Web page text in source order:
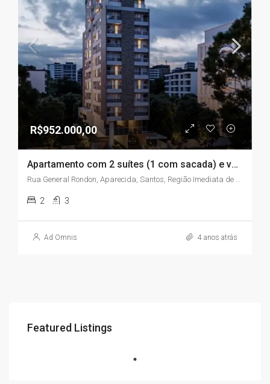
R$952.000,00
Apartamento com 2 suítes (1 com sacada) e vaga na garagem, bairro Ponta da Praia, em Santos
Rua General Rondon, Aparecida, Santos, Região Imediata de Santos, Região Metropolitana da Baixada Santista, Região Geográfica Intermediária de São Paulo, São Paulo, Região Sudeste, 11045-908, Brasil
2 3
Ad Omnis 4 anos atrás
Featured Listings